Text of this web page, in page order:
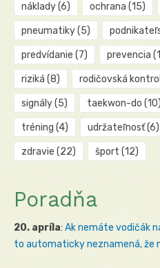
náklady(6) ochrana (15)
pneumatiky(5)
predvídanie (7) prevencia
riziká (8) rodičovská
signály(5) taekwon-do (10)
tréning (4) udržateľnosť(6)
zdravie (22) šport (12)
Poradňa
20. apríla: Ak nemáte vodičák
to automaticky neznamená, že